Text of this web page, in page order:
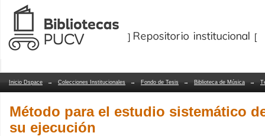
Método para el estudio sistemático
Repositorio Dspace/Manakin
Inicio Dspace → Colecciones Institucionales → Fondo de Tesis → Biblioteca de Música →
Método para el estudio sistemático
su ejecución